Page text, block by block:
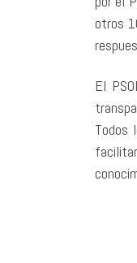
otros
El
Todos